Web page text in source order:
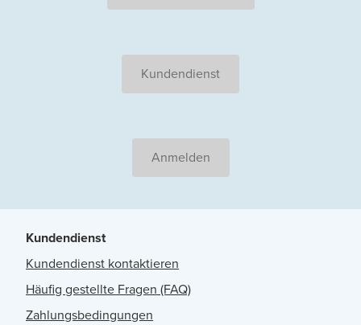
Kundendienst
Anmelden
Kundendienst
Kundendienst kontaktieren
Häufig gestellte Fragen (FAQ)
Zahlungsbedingungen